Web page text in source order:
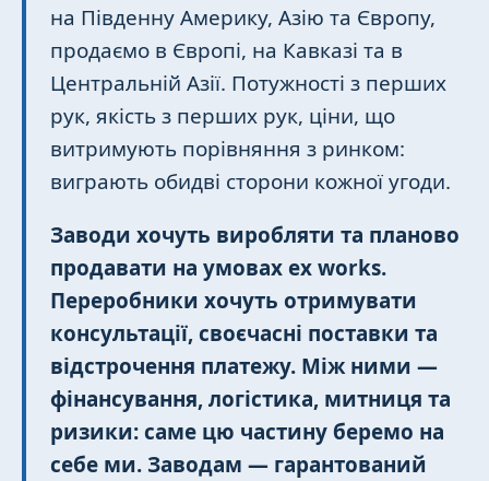
на Південну Америку, Азію та Європу,
продаємо в Європі, на Кавказі та в
Центральній Азії. Потужності з перших
рук, якість з перших рук, ціни, що
витримують порівняння з ринком:
виграють обидві сторони кожної угоди.
Заводи хочуть виробляти та планово
продавати на умовах ex works.
Переробники хочуть отримувати
консультації, своєчасні поставки та
відстрочення платежу. Між ними —
фінансування, логістика, митниця та
ризики: саме цю частину беремо на
себе ми. Заводам — гарантований